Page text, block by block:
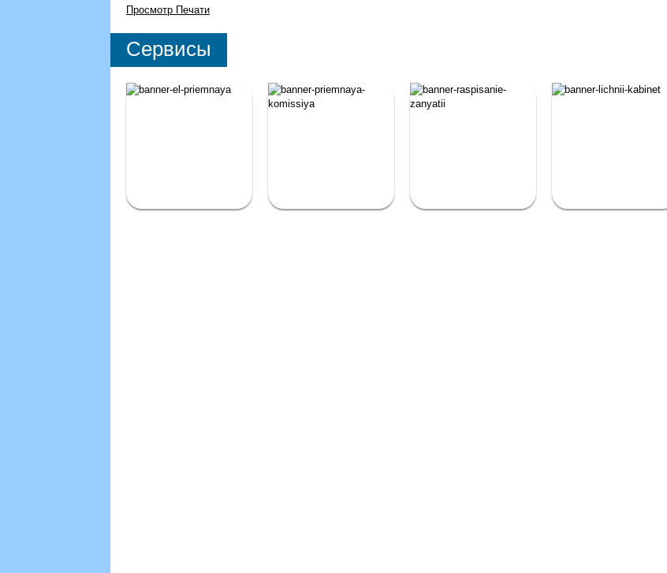
Просмотр Печати
Сервисы